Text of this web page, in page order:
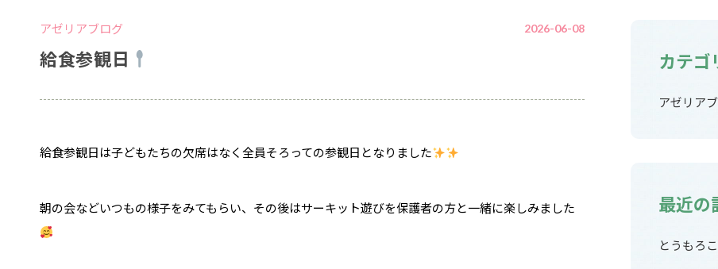
アゼリアブログ 2026-06-08
給食参観日
給食参観日は子どもたちの欠席はなく全員そろっての参観日となりました
朝の会などいつもの様子をみてもらい、その後はサーキット遊びを保護者の方と一緒に楽しみました
カテゴ
アゼリア
最近の
とうもろ